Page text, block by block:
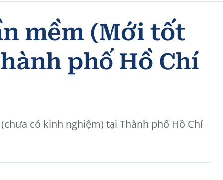
mềm (Mới tốt
phố Hồ Chí
có kinh nghiệm) tại Thành phố Hồ Chí